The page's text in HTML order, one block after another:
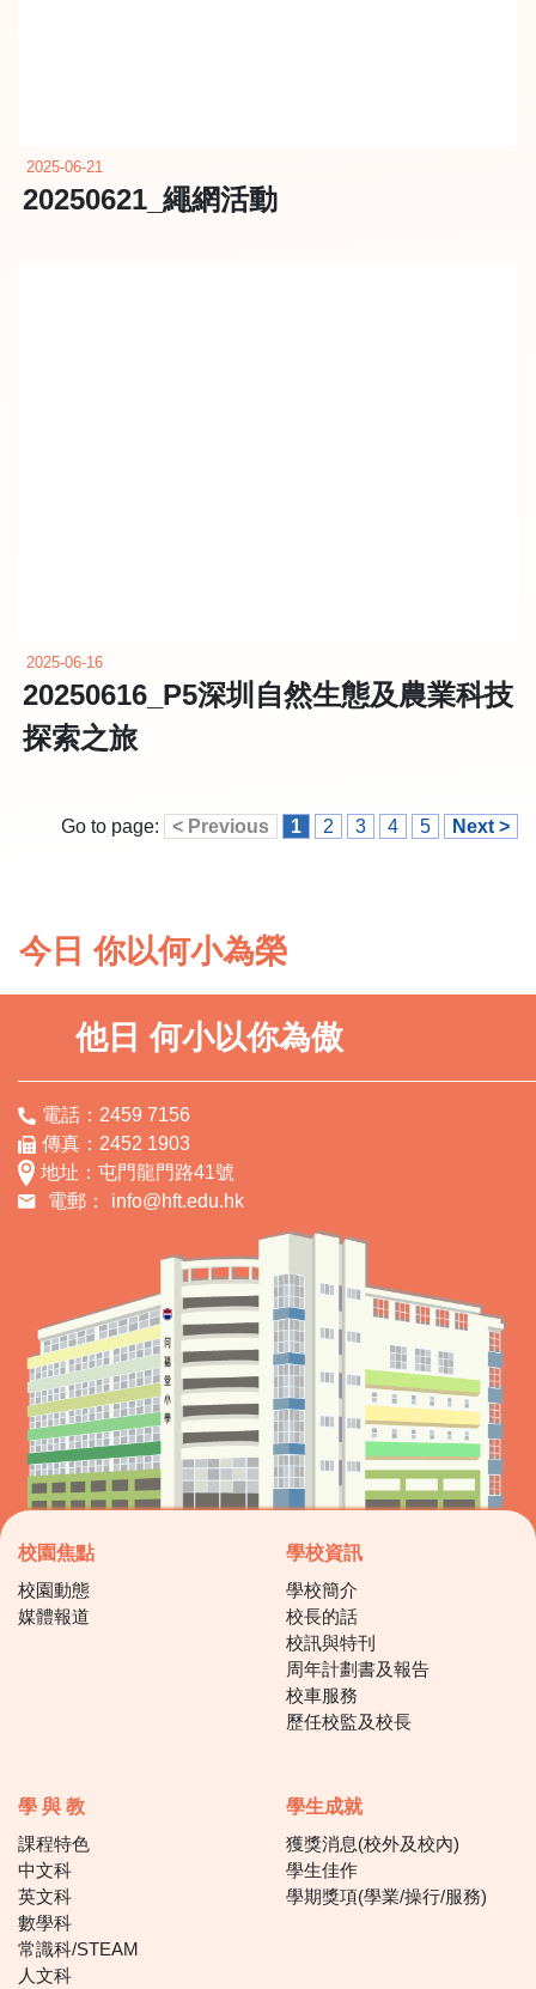
2025-06-21
20250621_繩網活動
2025-06-16
20250616_P5深圳自然生態及農業科技
探索之旅
Go to page: < Previous 1 2 3 4 5 Next >
今日 你以何小為榮
他日 何小以你為傲
電話：2459 7156
傳真：2452 1903
地址：屯門龍門路41號
電郵：
info@hft.edu.hk
校園焦點
校園動態
媒體報道
學校資訊
學校簡介
校長的話
校訊與特刊
周年計劃書及報告
校車服務
歷任校監及校長
學 與 教
課程特色
中文科
英文科
數學科
常識科/STEAM
人文科
學生成就
獲獎消息(校外及校內)
學生佳作
學期獎項(學業/操行/服務)